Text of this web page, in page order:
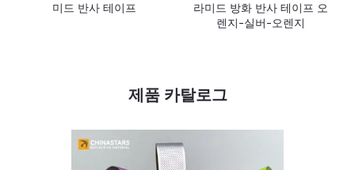
미드 반사 테이프
라미드 방화 반사 테이프 오
렌지-실버-오렌지
제품 카탈로그